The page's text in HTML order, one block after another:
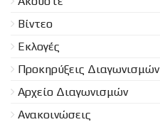
Βίντεο
Εκλογές
Προκηρύξεις Διαγωνισμών
Aρχείο Διαγωνισμών
Ανακοινώσεις